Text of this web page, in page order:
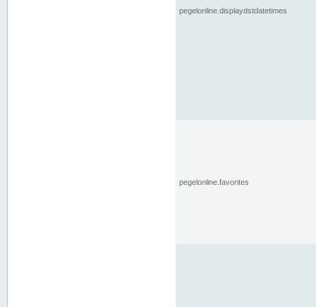
pegelonline.displaydstdatetimes
pegelonline.favorites